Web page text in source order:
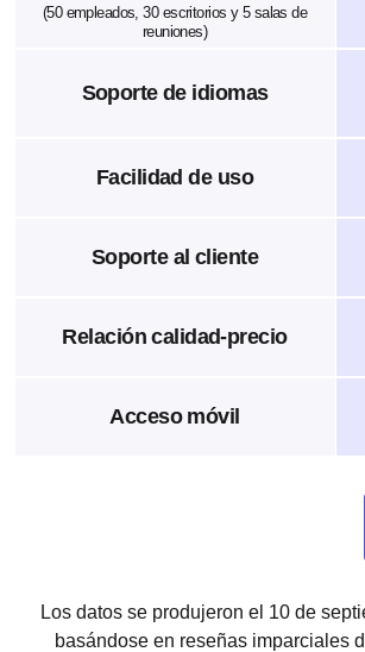
(50 empleados, 30 escritorios y 5 salas de
reuniones)
Soporte de idiomas
Facilidad de uso
Soporte al cliente
Relación calidad-precio
Acceso móvil
Los datos se produjeron el 10 de
basándose en reseñas imparciales